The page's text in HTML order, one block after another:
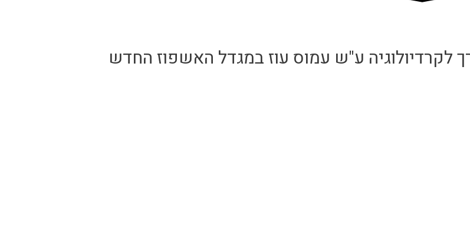
לקרדיולוגיה ע"ש עמוס עוז במגדל האשפוז החדש